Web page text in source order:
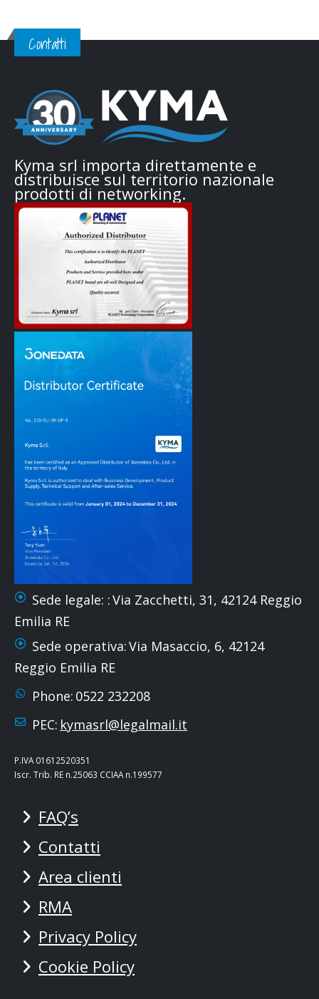
Contatti
Kyma srl importa direttamente e
distribuisce sul territorio nazionale
prodotti di networking.
Sede legale: :Via Zacchetti, 31, 42124 Reggio
Emilia RE
Sede operativa:Via Masaccio, 6, 42124
Reggio Emilia RE
Phone: 0522 232208
PEC: kymasrl@legalmail.it
P.IVA 01612520351
Iscr. Trib. RE n.25063 CCIAA n.199577
FAQ’s
Contatti
Area clienti
RMA
Privacy Policy
Cookie Policy